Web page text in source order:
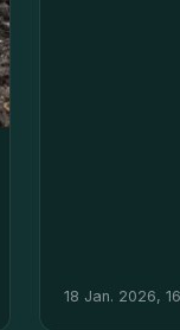
18 Jan. 2026,